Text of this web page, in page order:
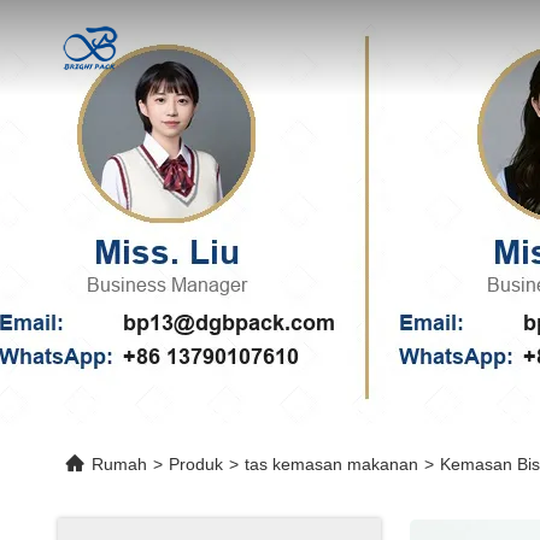
Rumah > Produk > tas kemasan makanan > Kemasan